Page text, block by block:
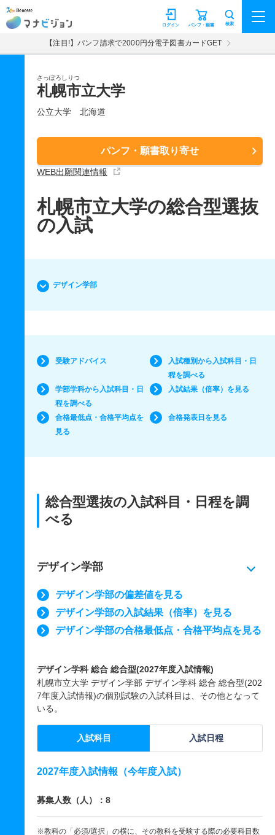
マナビジョン パンフ・願書
ログイン 検索
【注目!】パンフ請求で2000円分電子図書カードGET
さっぽろしりつ
札幌市立大学
公立大学 北海道
パンフ・願書取り寄せ
WEB出願関連情報
札幌市立大学の総合型選抜
の入試
デザイン学部
受験アドバイス
入試種別から入試科目・日
程を調べる
学部学科から入試科目・日
程を調べる
入試結果（倍率）を見る
合格最低点・合格平均点を
見る
合格発表日を見る
総合型選抜の入試科目・日程を調
べる
デザイン学部
デザイン学部の偏差値を見る
デザイン学部の入試結果（倍率）を見る
デザイン学部の合格最低点・合格平均点を見る
デザイン学科 総合 総合型(2027年度入試情報)
札幌市立大学 デザイン学部 デザイン学科 総合 総合型(202
7年度入試情報)の個別試験の入試科目は、その他となって
いる。
入試科目 入試日程
2027年度入試情報（今年度入試）
募集人数（人）：8
※教科の「必須/選択」の横に、その教科を受験する際の必要科目数